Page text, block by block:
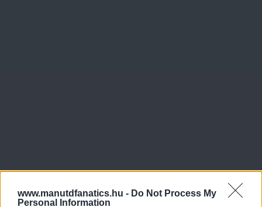
www.manutdfanatics.hu - Do Not Process My
Personal Information